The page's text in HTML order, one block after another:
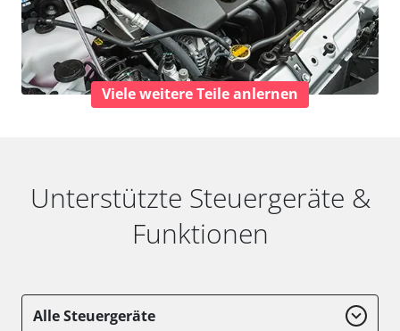
Viele weitere Teile anlernen
Unterstützte Steuergeräte &
Funktionen
Alle Steuergeräte